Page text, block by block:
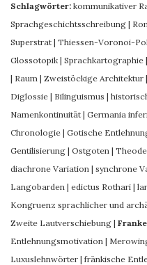
Schlagwörter: kommunikativer
Sprachgeschichtsschreibung |
Superstrat | Thiessen-Voronoi-
Glossotopik | Sprachkartographie |
| Raum | Zweistöckige Architektur |
Diglossie | Bilinguismus |
Namenkontinuität | Germania
Chronologie | Gotische
Gentilisierung | Ostgoten |
diachrone Variation | synchrone
Langobarden | edictus Rothari |
Kongruenz sprachlicher und
Zweite Lautverschiebung |
Entlehnungsmotivation |
Luxuslehnwörter | fränkische